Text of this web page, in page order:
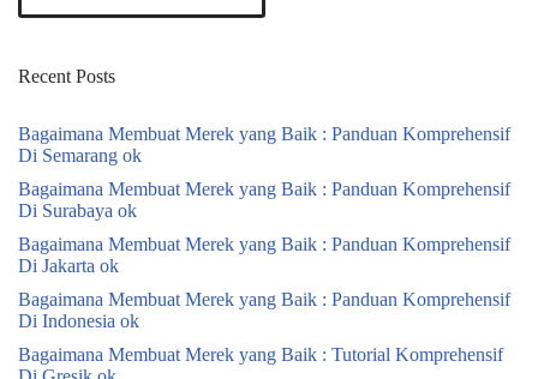
Recent Posts
Bagaimana Membuat Merek yang Baik : Panduan Komprehensif
Di Semarang ok
Bagaimana Membuat Merek yang Baik : Panduan Komprehensif
Di Surabaya ok
Bagaimana Membuat Merek yang Baik : Panduan Komprehensif
Di Jakarta ok
Bagaimana Membuat Merek yang Baik : Panduan Komprehensif
Di Indonesia ok
Bagaimana Membuat Merek yang Baik : Tutorial Komprehensif